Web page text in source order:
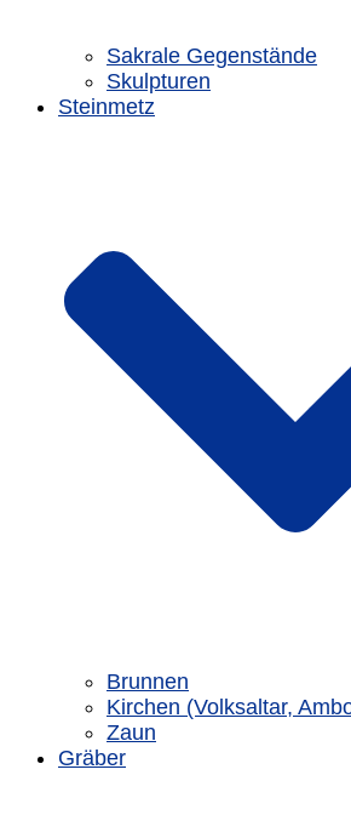
Sakrale Gegenstände
Skulpturen
Steinmetz
Brunnen
Kirchen (Volksaltar,
Zaun
Gräber